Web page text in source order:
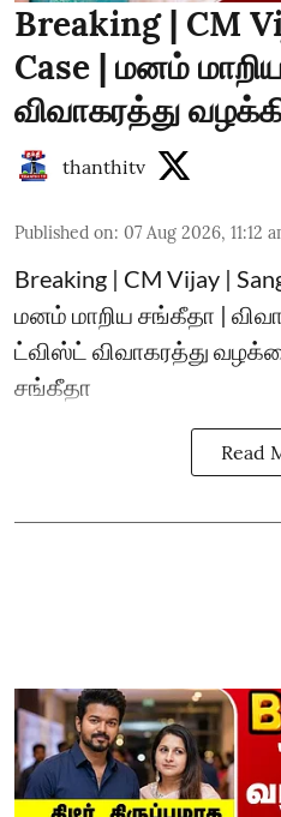
Breaking | CM
Case | மனம்
விவாகரத்து
thanthitv
Published on: 07 Aug 2026, 11:12
Breaking | CM Vijay |
மனம் மாறிய சங்கீதா |
ட்விஸ்ட் விவாகரத்து
சங்கீதா
Read